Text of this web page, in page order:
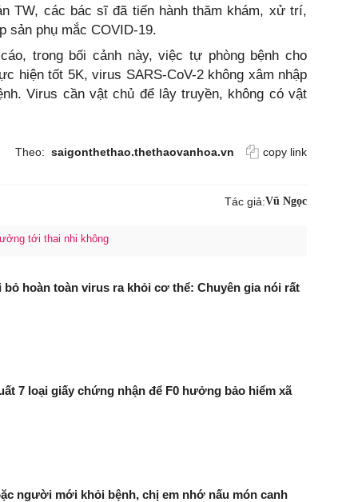
TW, các bác sĩ đã tiến hành thăm khám, xử trí,
sản phụ mắc COVID-19.
trong bối cảnh này, việc tự phòng bệnh cho
hiện tốt 5K, virus SARS-CoV-2 không xâm nhập
Virus cần vật chủ để lây truyền, không có vật
Theo: saigonthethao.thethaovanhoa.vn copy link
Tác giả:Vũ Ngọc
tới thai nhi không
bỏ hoàn toàn virus ra khỏi cơ thể: Chuyên gia nói rất
7 loại giấy chứng nhận để F0 hưởng bảo hiểm xã
người mới khỏi bệnh, chị em nhớ nấu món canh